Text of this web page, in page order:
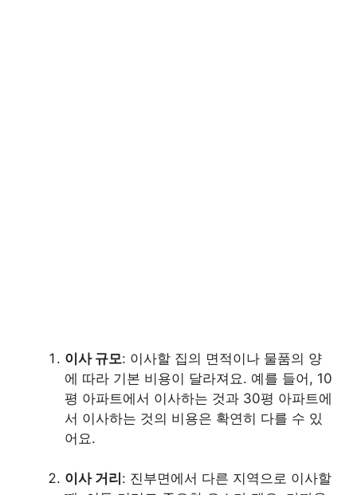
이사 규모: 이사할 집의 면적이나 물품의 양
에 따라 기본 비용이 달라져요. 예를 들어, 10
평 아파트에서 이사하는 것과 30평 아파트에
서 이사하는 것의 비용은 확연히 다를 수 있
어요.
이사 거리 : 진부면에서 다른 지역으로 이사할